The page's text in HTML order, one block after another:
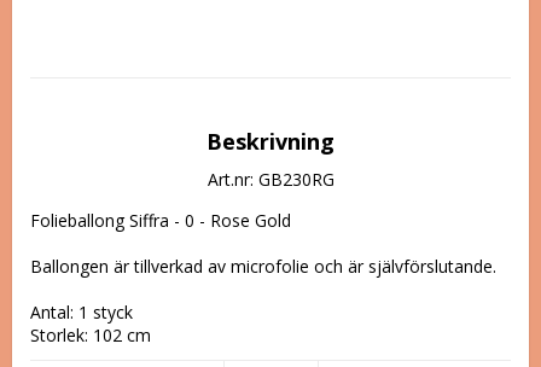
Beskrivning
Art.nr: GB230RG
Folieballong Siffra - 0 - Rose Gold
Ballongen är tillverkad av microfolie och är självförslutande.
Antal: 1 styck
Storlek: 102 cm